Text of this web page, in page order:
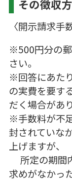
その徴収
〈開示請求
※500円分の
さい。
※回答にあた
の実費を要す
だく場合があ
※手数料が不
封されていな
上げますが、
所定の期間
求めがなかっ